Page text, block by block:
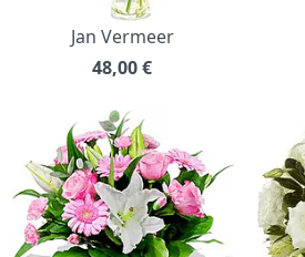
Jan Vermeer
48,00€